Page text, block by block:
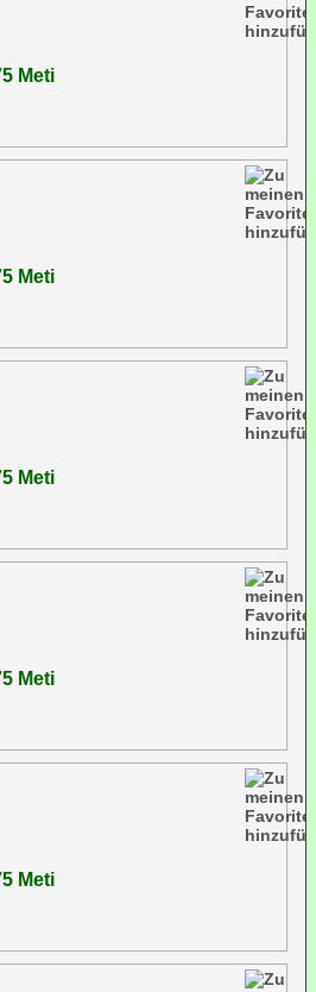
Meti
Meti
Meti
Meti
Meti